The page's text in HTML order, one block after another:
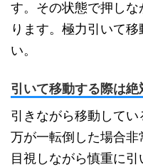
す。その状態で押し
ります。極力引いて
い。
引いて移動する際は絶
引きながら移動してい
万が一転倒した場合
目視しながら慎重に